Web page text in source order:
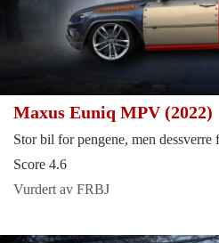
Maxus Euniq MPV (2022)
Stor bil for pengene, men dessverre
Score 4.6
Vurdert av FRBJ